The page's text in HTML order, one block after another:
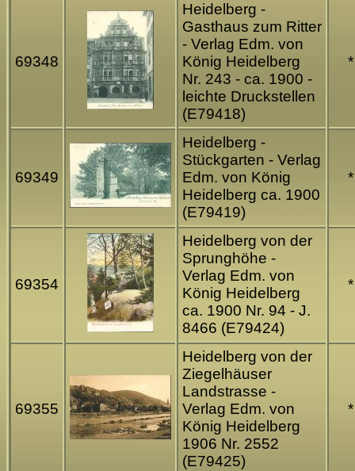
69348
Heidelberg -
Gasthaus zum Ritter
- Verlag Edm. von
König Heidelberg
Nr. 243 - ca. 1900 -
leichte Druckstellen
(E79418)
*
69349
Heidelberg -
Stückgarten - Verlag
Edm. von König
Heidelberg ca. 1900
(E79419)
*
69354
Heidelberg von der
Sprunghöhe -
Verlag Edm. von
König Heidelberg
ca. 1900 Nr. 94 - J.
8466 (E79424)
*
69355
Heidelberg von der
Ziegelhäuser
Landstrasse -
Verlag Edm. von
König Heidelberg
1906 Nr. 2552
(E79425)
*